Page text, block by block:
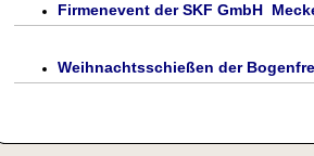
Firmenevent der SKF GmbH
Weihnachtsschießen der